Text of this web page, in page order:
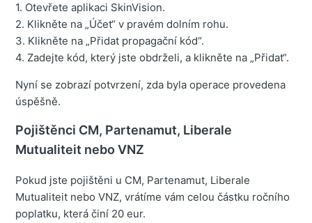
1. Otevřete aplikaci SkinVision.
2. Klikněte na „Účet“ v pravém dolním rohu.
3. Klikněte na „Přidat propagační kód“.
4. Zadejte kód, který jste obdrželi, a klikněte na „Přidat“.
Nyní se zobrazí potvrzení, zda byla operace provedena
úspěšně.
Pojištěnci CM, Partenamut, Liberale
Mutualiteit nebo VNZ
Pokud jste pojištěni u CM, Partenamut, Liberale
Mutualiteit nebo VNZ, vrátíme vám celou částku ročního
poplatku, která činí 20 eur.